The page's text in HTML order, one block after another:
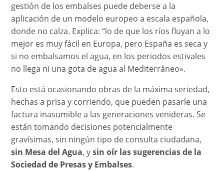
gestión de los embalses puede deberse a la
aplicación de un modelo europeo a escala española,
donde no calza. Explica: “lo de que los ríos fluyan a lo
mejor es muy fácil en Europa, pero España es seca y
si no embalsamos el agua, en los periodos estivales
no llega ni una gota de agua al Mediterráneo».
Esto está ocasionando obras de la máxima seriedad,
hechas a prisa y corriendo, que pueden pasarle una
factura inasumible a las generaciones venideras. Se
están tomando decisiones potencialmente
gravísimas, sin ningún tipo de consulta ciudadana,
sin Mesa del Agua, ysin oír las sugerencias de la
Sociedad de Presas y Embalses.